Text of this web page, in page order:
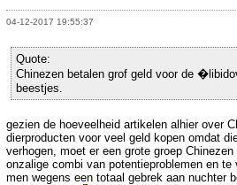
04-12-2017 19:55:37
Quote:
Chinezen betalen grof geld voor de
beestjes.
gezien de hoeveelheid artikelen alhier over
dierproducten voor veel geld kopen omdat
verhogen, moet er een grote groep
onzalige combi van potentieproblemen en te
men wegens een totaal gebrek aan nuchter